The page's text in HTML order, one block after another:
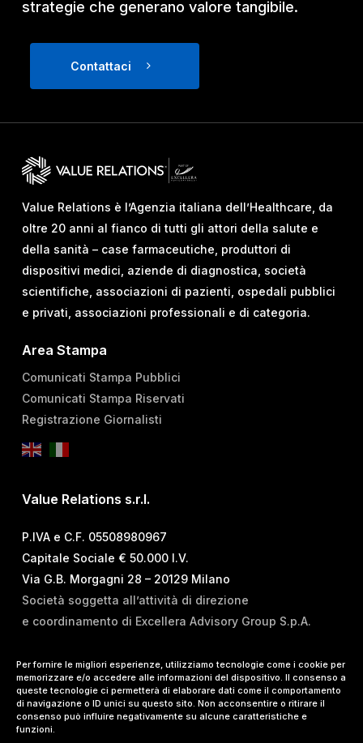
Per fornire le migliori esperienze, utilizziamo tecnologie come i cookie per
memorizzare e/o accedere alle informazioni del dispositivo. Il consenso a
queste tecnologie ci permetterà di elaborare dati come il comportamento
di navigazione o ID unici su questo sito. Non acconsentire o ritirare il
consenso può influire negativamente su alcune caratteristiche e
funzioni.
strategie che generano valore tangibile.
Contattaci
Value Relations è l’Agenzia italiana dell’Healthcare, da
oltre 20 anni al fianco di tutti gli attori della salute e
della sanità – case farmaceutiche, produttori di
dispositivi medici, aziende di diagnostica, società
scientifiche, associazioni di pazienti, ospedali pubblici
e privati, associazioni professionali e di categoria.
Area Stampa
Comunicati Stampa Pubblici
Comunicati Stampa Riservati
Registrazione Giornalisti
Value Relations s.r.l.
P.IVA e C.F. 05508980967
Capitale Sociale € 50.000 I.V.
Via G.B. Morgagni 28 – 20129 Milano
Società soggetta all’attività di direzione
e coordinamento di Excellera Advisory Group S.p.A.
T. +39 02 84 99 02 01
E.info@vrelations.it
Termini d’uso|Privacy Policy|Cookie Policy|